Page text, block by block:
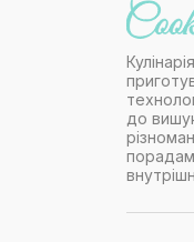
до